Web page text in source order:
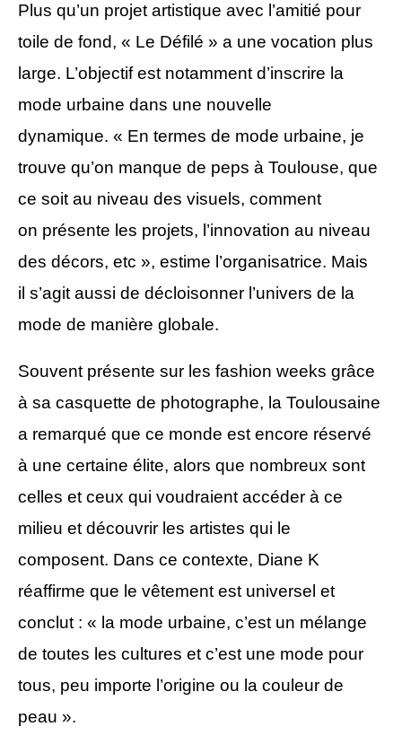
Plus qu’un projet artistique avec l’amitié pour
toile de fond, « Le Défilé » a une vocation plus
large. L’objectif est notamment d’inscrire la
mode urbaine dans une nouvelle
dynamique. « En termes de mode urbaine, je
trouve qu’on manque de peps à Toulouse, que
ce soit au niveau des visuels, comment
on présente les projets, l’innovation au niveau
des décors, etc », estime l’organisatrice. Mais
il s’agit aussi de décloisonner l’univers de la
mode de manière globale.
Souvent présente sur les fashion weeks grâce
à sa casquette de photographe, la Toulousaine
a remarqué que ce monde est encore réservé
à une certaine élite, alors que nombreux sont
celles et ceux qui voudraient accéder à ce
milieu et découvrir les artistes qui le
composent. Dans ce contexte, Diane K
réaffirme que le vêtement est universel et
conclut : « la mode urbaine, c’est un mélange
de toutes les cultures et c’est une mode pour
tous, peu importe l’origine ou la couleur de
peau ».